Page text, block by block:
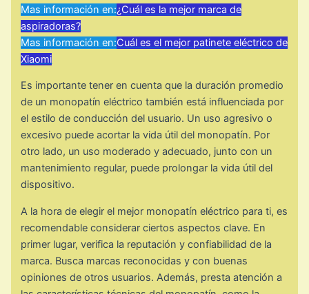
Mas información en:¿Cuál es la mejor marca de
aspiradoras?
Mas información en:Cuál es el mejor patinete eléctrico de
Xiaomi
Es importante tener en cuenta que la duración promedio
de un monopatín eléctrico también está influenciada por
el estilo de conducción del usuario. Un uso agresivo o
excesivo puede acortar la vida útil del monopatín. Por
otro lado, un uso moderado y adecuado, junto con un
mantenimiento regular, puede prolongar la vida útil del
dispositivo.
A la hora de elegir el mejor monopatín eléctrico para ti, es
recomendable considerar ciertos aspectos clave. En
primer lugar, verifica la reputación y confiabilidad de la
marca. Busca marcas reconocidas y con buenas
opiniones de otros usuarios. Además, presta atención a